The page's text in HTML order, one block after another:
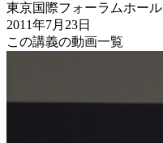
東京国際フォーラムホール
2011年7月23日
この講義の動画一覧